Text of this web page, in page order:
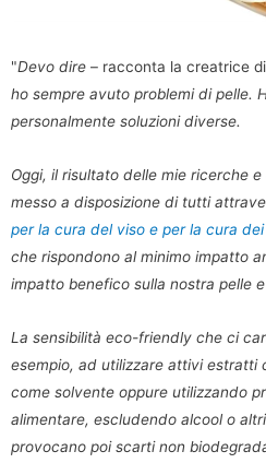
"Devo dire – racconta la creatrice
ho sempre avuto problemi di pelle.
personalmente soluzioni diverse.
Oggi, il risultato delle mie ricerche
messo a disposizione di tutti
per la cura del viso e per la cura
che rispondono al minimo impatto
impatto benefico sulla nostra pelle
La sensibilità eco-friendly che ci
esempio, ad utilizzare attivi estratti
come solvente oppure utilizzando
alimentare, escludendo alcool o
provocano poi scarti non